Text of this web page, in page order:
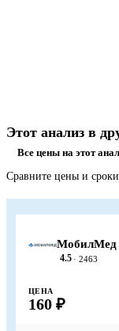
Этот анализ в
Все цены на этот
Сравните цены и
МобилМед
4.5 · 2463
ЦЕНА
160 ₽